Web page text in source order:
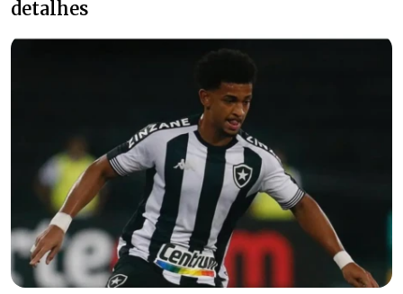
detalhes